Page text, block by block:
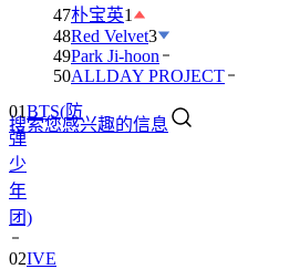
47朴宝英1
48Red Velvet3
49Park Ji-hoon
50ALLDAY PROJECT
搜索您感兴趣的信息
BTS(防
少
年
团)
02IVE
03DAY6